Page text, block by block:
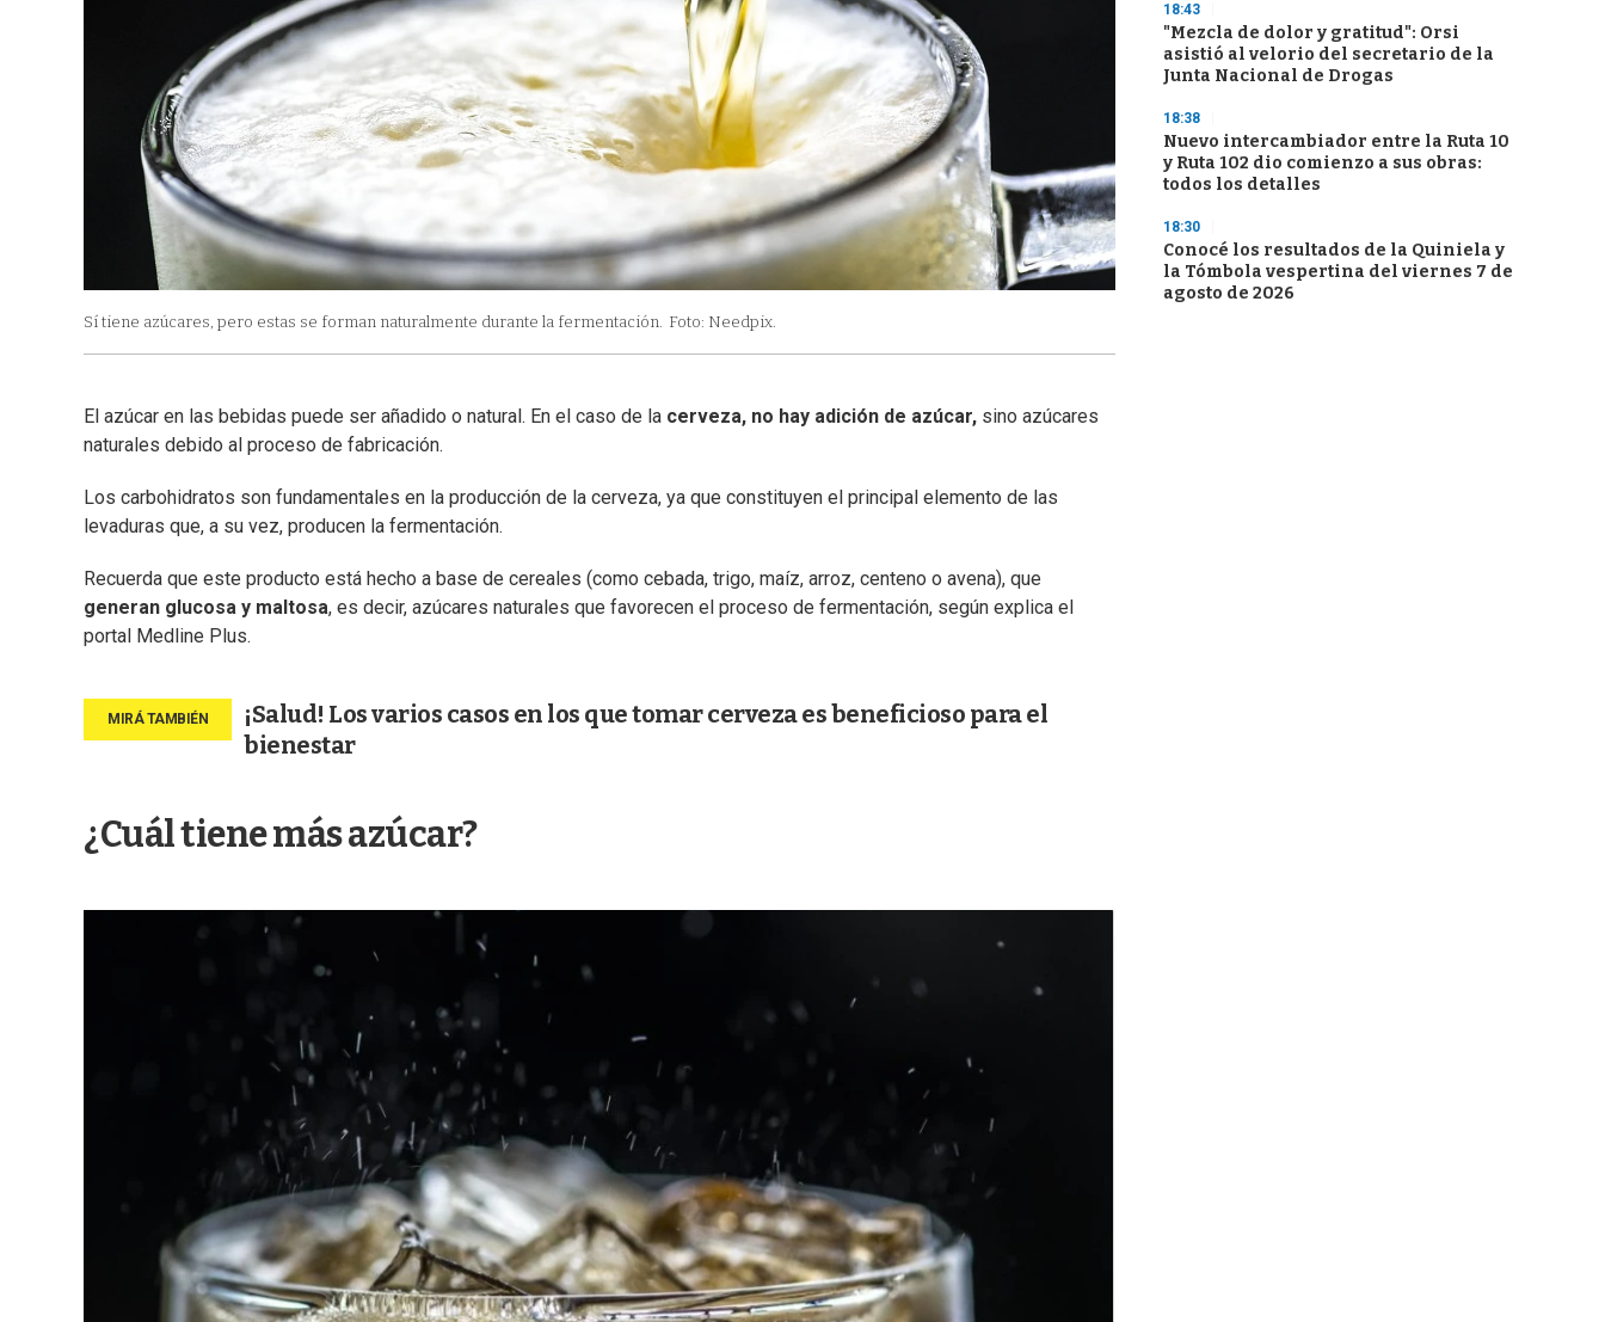
Sí tiene azúcares, pero estas se forman naturalmente durante la fermentación. Foto: Needpix.
El azúcar en las bebidas puede ser añadido o natural. En el caso de la cerveza, no hay adición de azúcar, sino azúcares
naturales debido al proceso de fabricación.
Los carbohidratos son fundamentales en la producción de la cerveza, ya que constituyen el principal elemento de las
levaduras que, a su vez, producen la fermentación.
Recuerda que este producto está hecho a base de cereales (como cebada, trigo, maíz, arroz, centeno o avena), que
generan glucosa y maltosa, es decir, azúcares naturales que favorecen el proceso de fermentación, según explica el
portal Medline Plus.
¡Salud! Los varios casos en los que tomar cerveza es beneficioso para el
bienestar
¿Cuál tiene más azúcar?
18:43
"Mezcla de dolor y gratitud": Orsi
asistió al velorio del secretario de la
Junta Nacional de Drogas
18:38
Nuevo intercambiador entre la Ruta 10
y Ruta 102 dio comienzo a sus obras:
todos los detalles
18:30
Conocé los resultados de la Quiniela y
la Tómbola vespertina del viernes 7 de
agosto de 2026